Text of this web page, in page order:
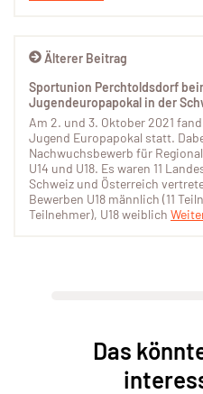
Älterer Beitrag
Sportunion Perchtoldsdorf
Jugendeuropapokal in der
Am 2. und 3. Oktober 2021
Jugend Europapokal statt.
Nachwuchsbewerb für
U14 und U18. Es waren 11
Schweiz und Österreich
Bewerben U18 männlich (11
Teilnehmer), U18 weiblich
Das